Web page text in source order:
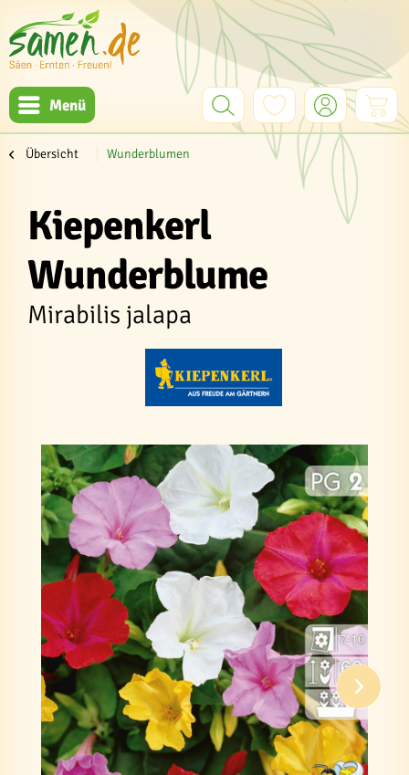
Menü
Übersicht Wunderblumen
Kiepenkerl
Wunderblume
Mirabilis jalapa